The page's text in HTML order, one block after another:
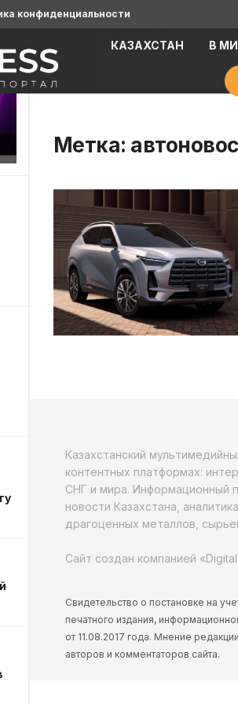
конфиденциальности
КАЗАХСТАН В
Метка:
Казахстанский
контентных платформах:
СНГ и мира. Информационный
новости Казахстана,
драгоценных металлов,
Сайт создан компанией
Свидетельство о постановке на
печатного издания,
от 11.08.2017 года. Мнение
авторов и комментаторов сайта.